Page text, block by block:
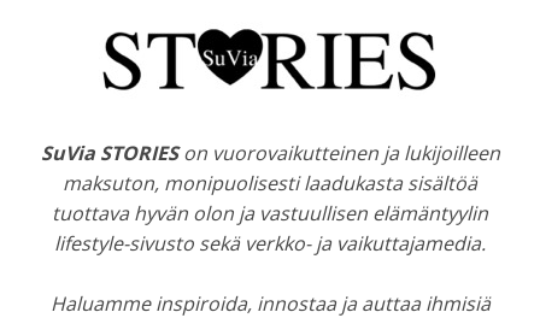
SuVia STORIESon vuorovaikutteinen ja lukijoilleen
maksuton, monipuolisesti laadukasta sisältöä
tuottava hyvän olon ja vastuullisen elämäntyylin
lifestyle-sivusto sekä verkko- ja vaikuttajamedia.
Haluamme inspiroida, innostaa ja auttaa ihmisiä